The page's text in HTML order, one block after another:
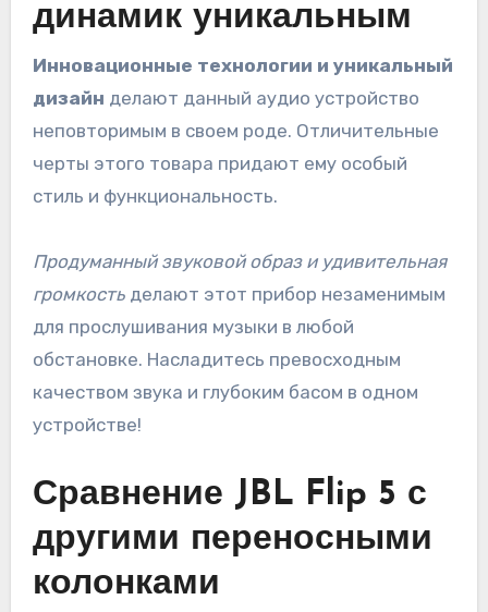
динамик уникальным
Инновационные технологии и уникальный
дизайн делают данный аудио устройство
неповторимым в своем роде. Отличительные
черты этого товара придают ему особый
стиль и функциональность.
Продуманный звуковой образ и удивительная
громкостьделают этот прибор незаменимым
для прослушивания музыки в любой
обстановке. Насладитесь превосходным
качеством звука и глубоким басом в одном
устройстве!
Сравнение JBL Flip 5 с
другими переносными
колонками